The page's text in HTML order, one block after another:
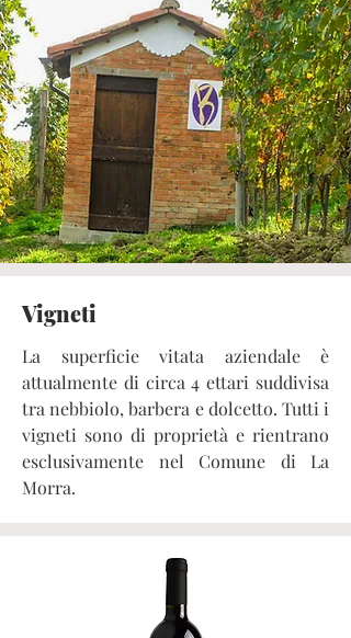
Vigneti
La superficie vitata aziendale è
attualmente di circa 4 ettari suddivisa
tra nebbiolo, barbera e dolcetto. Tutti i
vigneti sono di proprietà e rientrano
esclusivamente nel Comune di La
Morra.